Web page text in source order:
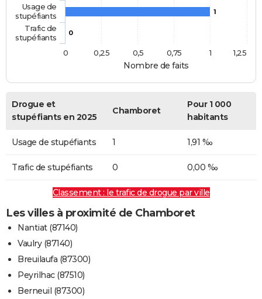
Nombre de faits
1
0
Usage de
stupéfiants
Trafic de
stupéfiants
0
1
0,25 0,5 0,75 1,25
Drogue et
stupéfiants en 2025
Chamboret
Pour 1 000
habitants
Usage de stupéfiants 1 1,91 ‰
Trafic de stupéfiants 0 0,00 ‰
Classement : le trafic de drogue par ville
Les villes à proximité de Chamboret
Nantiat (87140)
Vaulry (87140)
Breuilaufa (87300)
Peyrilhac (87510)
Berneuil (87300)